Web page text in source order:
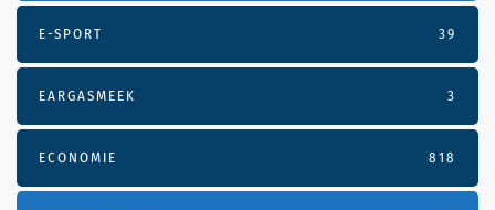
E-SPORT 39
EARGASMEEK 3
ECONOMIE 818